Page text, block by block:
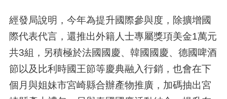
經發局說明，今年為提升國際參與度，除擴增國
際代表代言，還推出外籍人士專屬獎項美金1萬元
共3組，另積極於法國國慶、韓國國慶、德國啤酒
節以及比利時國王節等慶典融入行銷，也會在下
個月與姐妹市宮崎縣合辦產物推廣，加碼抽出宮